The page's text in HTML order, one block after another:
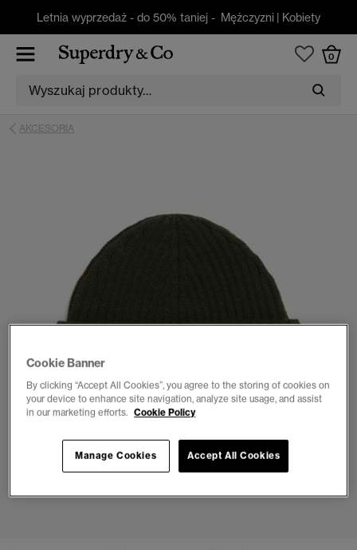
Letnia wyprzedaż - do 50% taniej - Mężczyzni | Kobiety
0
AKCESORIA
1 2
Cookie Banner
By clicking “Accept All Cookies”, you agree to the storing of cookies on
your device to enhance site navigation, analyze site usage, and assist
in our marketing efforts. Cookie Policy
Accept All Cookies
Manage Cookies